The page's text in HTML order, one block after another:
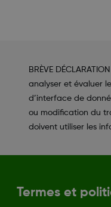
BRÈVE
analyser et évaluer
d’interface de
ou modification du
doivent utiliser les
Termes et